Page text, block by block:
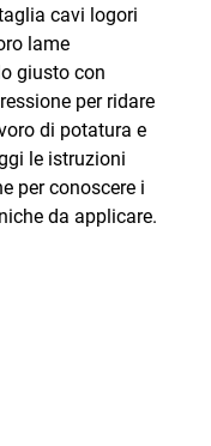
cavi logori
lame
giusto con
per ridare
di potatura e
le istruzioni
per conoscere i
da applicare.